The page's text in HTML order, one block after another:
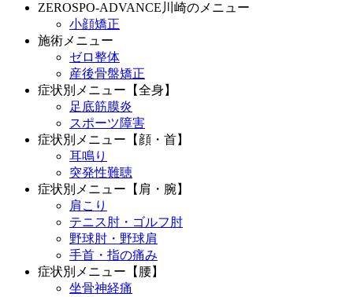
ZEROSPO-ADVANCE川崎のメニュー
小顔矯正
施術メニュー
ゼロ整体
産後骨盤矯正
症状別メニュー【全身】
足底筋膜炎
スポーツ障害
症状別メニュー【顔・首】
耳鳴り
突発性難聴
症状別メニュー【肩・腕】
肩こり
テニス肘・ゴルフ肘
野球肘・野球肩
手首・指の痛み
症状別メニュー【腰】
坐骨神経痛